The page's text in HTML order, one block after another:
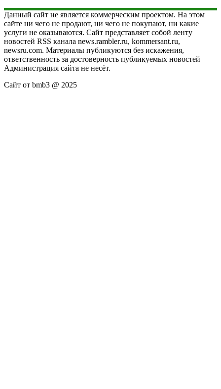
Данный сайт не является коммерческим проектом. На этом
сайте ни чего не продают, ни чего не покупают, ни какие
услуги не оказываются. Сайт представляет собой ленту
новостей RSS канала news.rambler.ru, kommersant.ru,
newsru.com. Материалы публикуются без искажения,
ответственность за достоверность публикуемых новостей
Администрация сайта не несёт.
Сайт от bmb3 @ 2025